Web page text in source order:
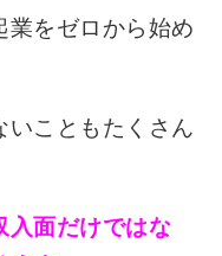
をゼロから始め
いこともたくさん
入面だけではな